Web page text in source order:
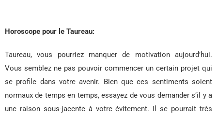
Horoscope pour le Taureau:
Taureau, vous pourriez manquer de motivation aujourd’hui.
Vous semblez ne pas pouvoir commencer un certain projet qui
se profile dans votre avenir. Bien que ces sentiments soient
normaux de temps en temps, essayez de vous demander s’il y a
une raison sous-jacente à votre évitement. Il se pourrait très